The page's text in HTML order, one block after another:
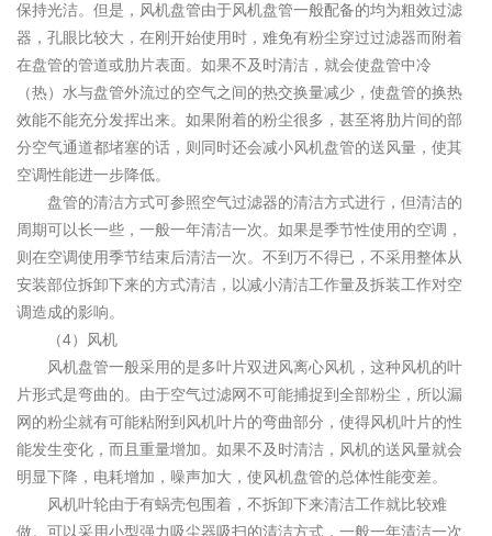
保持光洁。但是，风机盘管由于风机盘管一般配备的均为粗效过滤
器，孔眼比较大，在刚开始使用时，难免有粉尘穿过过滤器而附着
在盘管的管道或肋片表面。如果不及时清洁，就会使盘管中冷
（热）水与盘管外流过的空气之间的热交换量减少，使盘管的换热
效能不能充分发挥出来。如果附着的粉尘很多，甚至将肋片间的部
分空气通道都堵塞的话，则同时还会减小风机盘管的送风量，使其
空调性能进一步降低。
盘管的清洁方式可参照空气过滤器的清洁方式进行，但清洁的
周期可以长一些，一般一年清洁一次。如果是季节性使用的空调，
则在空调使用季节结束后清洁一次。不到万不得已，不采用整体从
安装部位拆卸下来的方式清洁，以减小清洁工作量及拆装工作对空
调造成的影响。
（4）风机
风机盘管一般采用的是多叶片双进风离心风机，这种风机的叶
片形式是弯曲的。由于空气过滤网不可能捕捉到全部粉尘，所以漏
网的粉尘就有可能粘附到风机叶片的弯曲部分，使得风机叶片的性
能发生变化，而且重量增加。如果不及时清洁，风机的送风量就会
明显下降，电耗增加，噪声加大，使风机盘管的总体性能变差。
风机叶轮由于有蜗壳包围着，不拆卸下来清洁工作就比较难
做。可以采用小型强力吸尘器吸扫的清洁方式，一般一年清洁一次